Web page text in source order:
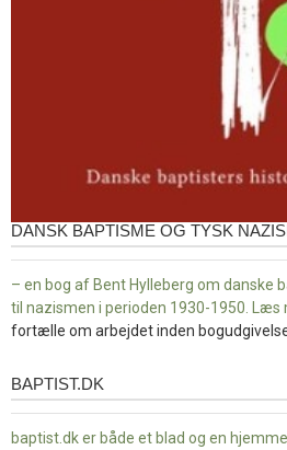
DANSK BAPTISME OG TYSK
– en bog af Bent Hylleberg om danske
til nazismen i perioden 1930-1950. Læs
fortælle om arbejdet inden
baptist.dk
BAPTIST.DK
baptist.dk er både et blad og en